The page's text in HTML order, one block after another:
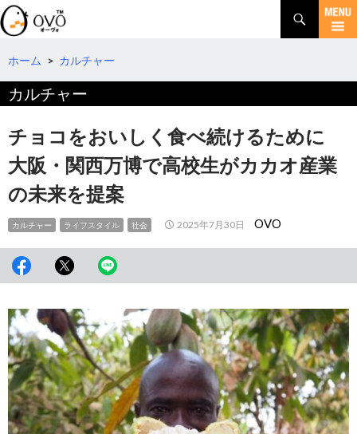
検
索
コ
テ
ツ
へ
ホーム > カルチャー
カルチャー
チョコをおいしく食べ続けるために
大阪・関西万博で高校生がカカオ産業
の未来を提案
カルチャー ライフスタイル 社会 2025年7月30日 OVO